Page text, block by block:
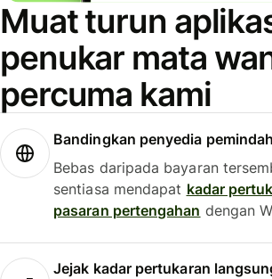
Muat turun
penukar mata
percuma kami
Bandingkan penyedia
Bebas daripada bayaran
sentiasa mendapat kadar
pasaran pertengahan dengan
Jejak kadar pertukaran